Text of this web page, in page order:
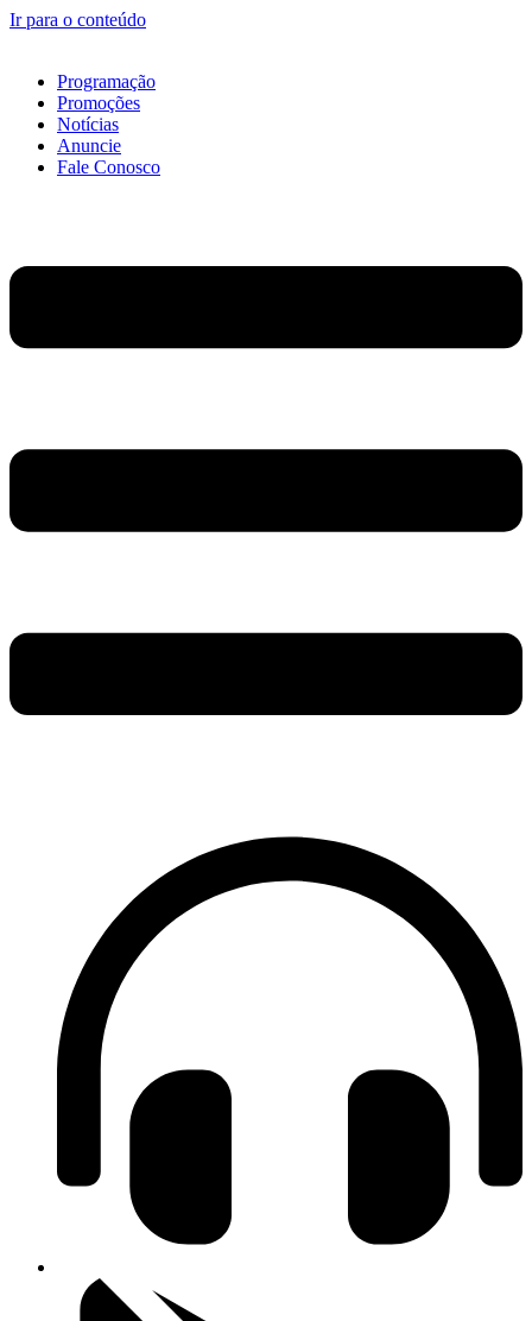
Ir para o conteúdo
Programação
Promoções
Notícias
Anuncie
Fale Conosco